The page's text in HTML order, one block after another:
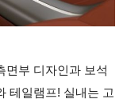
면부 디자인과 보석
테일램프! 실내는 고